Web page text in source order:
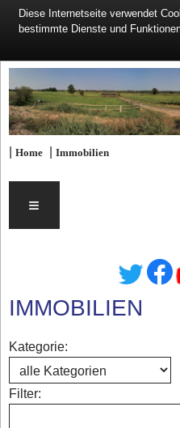
|Home |Immobilien
≡
IMMOBILIEN
Kategorie:
Filter:
Diese Internetseite verwendet
bestimmte Dienste und